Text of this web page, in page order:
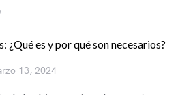
es y por qué son necesarios?
13, 2024